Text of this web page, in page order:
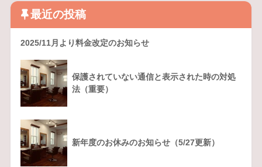
最近の投稿
2025/11月より料金改定のお知らせ
保護されていない通信と表示された時の対処
法（重要）
新年度のお休みのお知らせ（5/27更新）